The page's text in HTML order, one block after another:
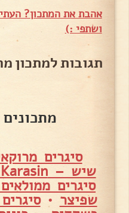
אהבת את המתכון?
ושתפי :)
תגובות למתכון
סיגרים
שיש – Shuly Asulin Karasin
סיגרים
שפיצר •